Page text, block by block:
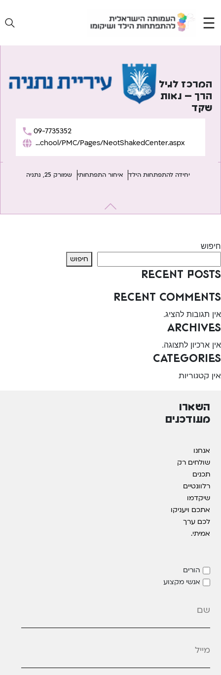
content
המרכז לגיל
הרך – נאות
שקד
09-7735352
https://www.netanya.muni.il/Residents/Education/Preschool/PMC/Pages/NeotShakedCenter.aspx
יחידה להתפתחות הילד איחור התפתחותי שמורק 25, נתניה
חיפוש
חיפוש
Recent Posts
Recent Comments
אין תגובות להציג.
Archives
אין ארכיון לתצוגה.
Categories
אין קטגוריות
השארו
מעודכנים
אנחנו
שולחים רק
תכנים
רלוונטיים
שיקדמו
אתכם ויעניקו
לכם ערך
אמיתי.
הורים
אנשי מקצוע